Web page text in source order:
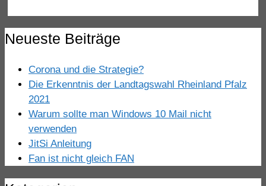
Neueste Beiträge
Corona und die Strategie?
Die Erkenntnis der Landtagswahl Rheinland Pfalz
2021
Warum sollte man Windows 10 Mail nicht
verwenden
JitSi Anleitung
Fan ist nicht gleich FAN